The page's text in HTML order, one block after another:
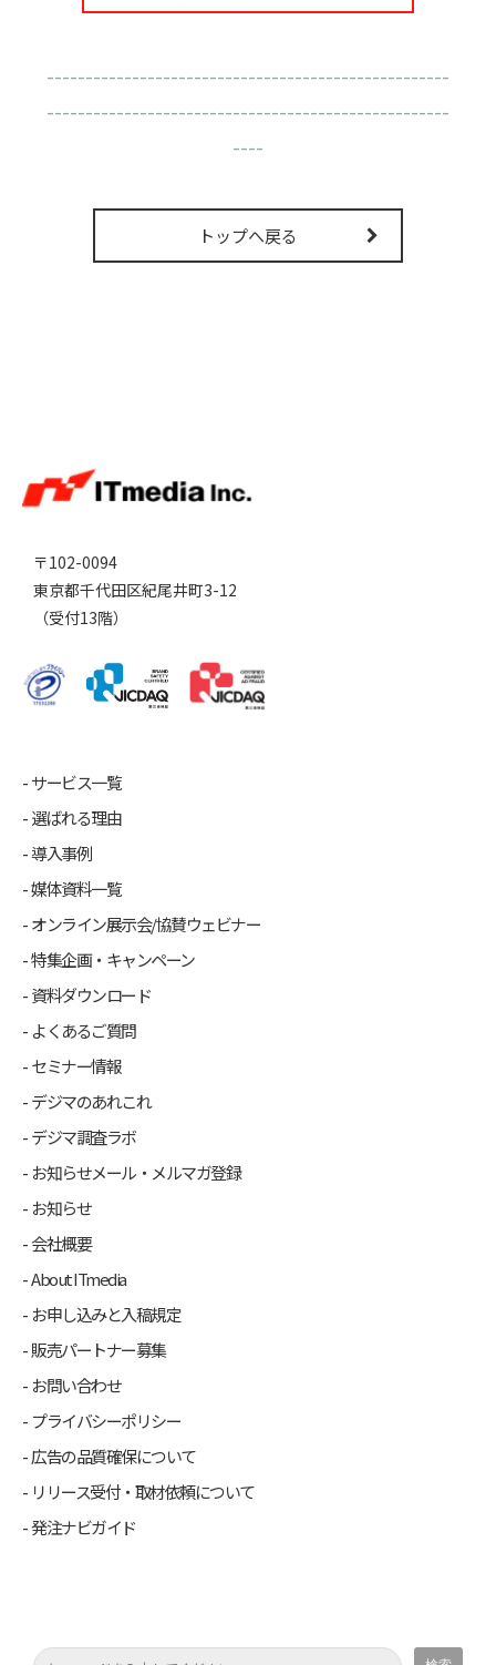
----------------------------------------------------
----------------------------------------------------
----
トップへ戻る
〒102-0094
東京都千代田区紀尾井町3-12
（受付13階）
サービス一覧
選ばれる理由
導入事例
媒体資料一覧
オンライン展示会/協賛ウェビナー
特集企画・キャンペーン
資料ダウンロード
よくあるご質問
セミナー情報
デジマのあれこれ
デジマ調査ラボ
お知らせメール・メルマガ登録
お知らせ
会社概要
About ITmedia
お申し込みと入稿規定
販売パートナー募集
お問い合わせ
プライバシーポリシー
広告の品質確保について
リリース受付・取材依頼について
発注ナビガイド